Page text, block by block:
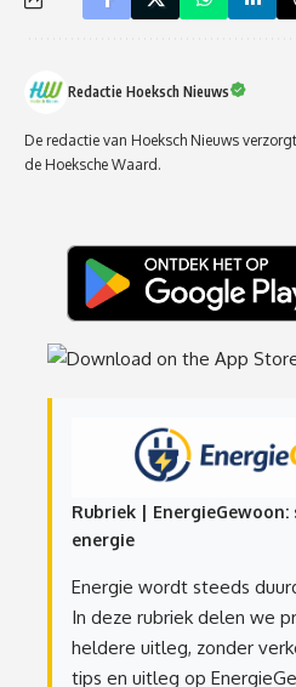
Redactie Hoeksch Nieuws
De redactie van Hoeksch Nieuws
de Hoeksche Waard.
Rubriek |
energie
Energie wordt steeds
In deze rubriek delen we
heldere uitleg, zonder
tips en uitleg op